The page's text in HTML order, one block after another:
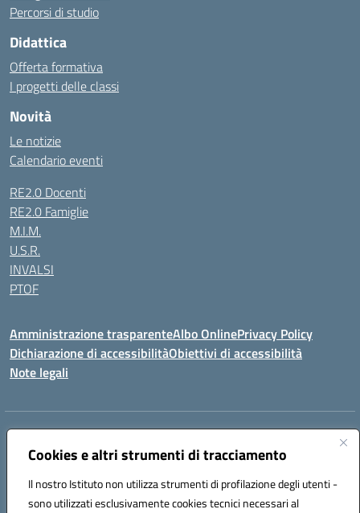
Cookies e altri strumenti di tracciamento
Il nostro Istituto non utilizza strumenti di profilazione degli utenti -
sono utilizzati esclusivamente cookies tecnici necessari al
Percorsi di studio
Didattica
Offerta formativa
I progetti delle classi
Novità
Le notizie
Calendario eventi
RE2.0 Docenti
RE2.0 Famiglie
M.I.M.
U.S.R.
INVALSI
PTOF
Amministrazione trasparenteAlbo OnlinePrivacy Policy
Dichiarazione di accessibilitàObiettivi di accessibilità
Note legali
Indirizzo:
Centralino:09231872080 Email:tpic80900q@istruzione.it
Codice fiscale: 80006340816